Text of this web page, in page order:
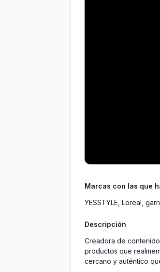
Marcas con las que
YESSTYLE, Loreal,
Descripción
Creadora de
productos que
cercano y auténtico